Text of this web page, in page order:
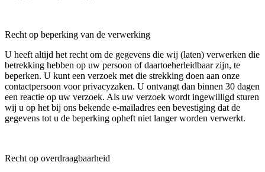
Recht op beperking van de verwerking
U heeft altijd het recht om de gegevens die wij (laten) verwerken die
betrekking hebben op uw persoon of daartoeherleidbaar zijn, te
beperken. U kunt een verzoek met die strekking doen aan onze
contactpersoon voor privacyzaken. U ontvangt dan binnen 30 dagen
een reactie op uw verzoek. Als uw verzoek wordt ingewilligd sturen
wij u op het bij ons bekende e-mailadres een bevestiging dat de
gegevens tot u de beperking opheft niet langer worden verwerkt.
Recht op overdraagbaarheid